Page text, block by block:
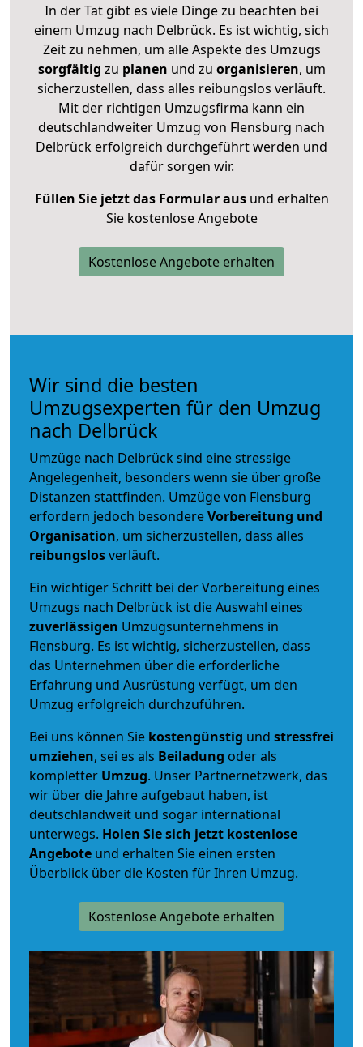
In der Tat gibt es viele Dinge zu beachten bei
einem Umzug nach Delbrück. Es ist wichtig, sich
Zeit zu nehmen, um alle Aspekte des Umzugs
sorgfältig zu planen und zu organisieren, um
sicherzustellen, dass alles reibungslos verläuft.
Mit der richtigen Umzugsfirma kann ein
deutschlandweiter Umzug von Flensburg nach
Delbrück erfolgreich durchgeführt werden und
dafür sorgen wir.
Füllen Sie jetzt das Formular ausund erhalten
Sie kostenlose Angebote
Kostenlose Angebote erhalten
Wir sind die besten
Umzugsexperten für den Umzug
nach Delbrück
Umzüge nach Delbrück sind eine stressige
Angelegenheit, besonders wenn sie über große
Distanzen stattfinden. Umzüge von Flensburg
erfordern jedoch besondereVorbereitung und
Organisation, um sicherzustellen, dass alles
reibungslosverläuft.
Ein wichtiger Schritt bei der Vorbereitung eines
Umzugs nach Delbrück ist die Auswahl eines
zuverlässigen Umzugsunternehmens in
Flensburg. Es ist wichtig, sicherzustellen, dass
das Unternehmen über die erforderliche
Erfahrung und Ausrüstung verfügt, um den
Umzug erfolgreich durchzuführen.
Bei uns können Sie kostengünstig und stressfrei
umziehen, sei es als Beiladung oder als
kompletter Umzug. Unser Partnernetzwerk, das
wir über die Jahre aufgebaut haben, ist
deutschlandweit und sogar international
unterwegs. Holen Sie sich jetzt kostenlose
Angebote und erhalten Sie einen ersten
Überblick über die Kosten für Ihren Umzug.
Kostenlose Angebote erhalten